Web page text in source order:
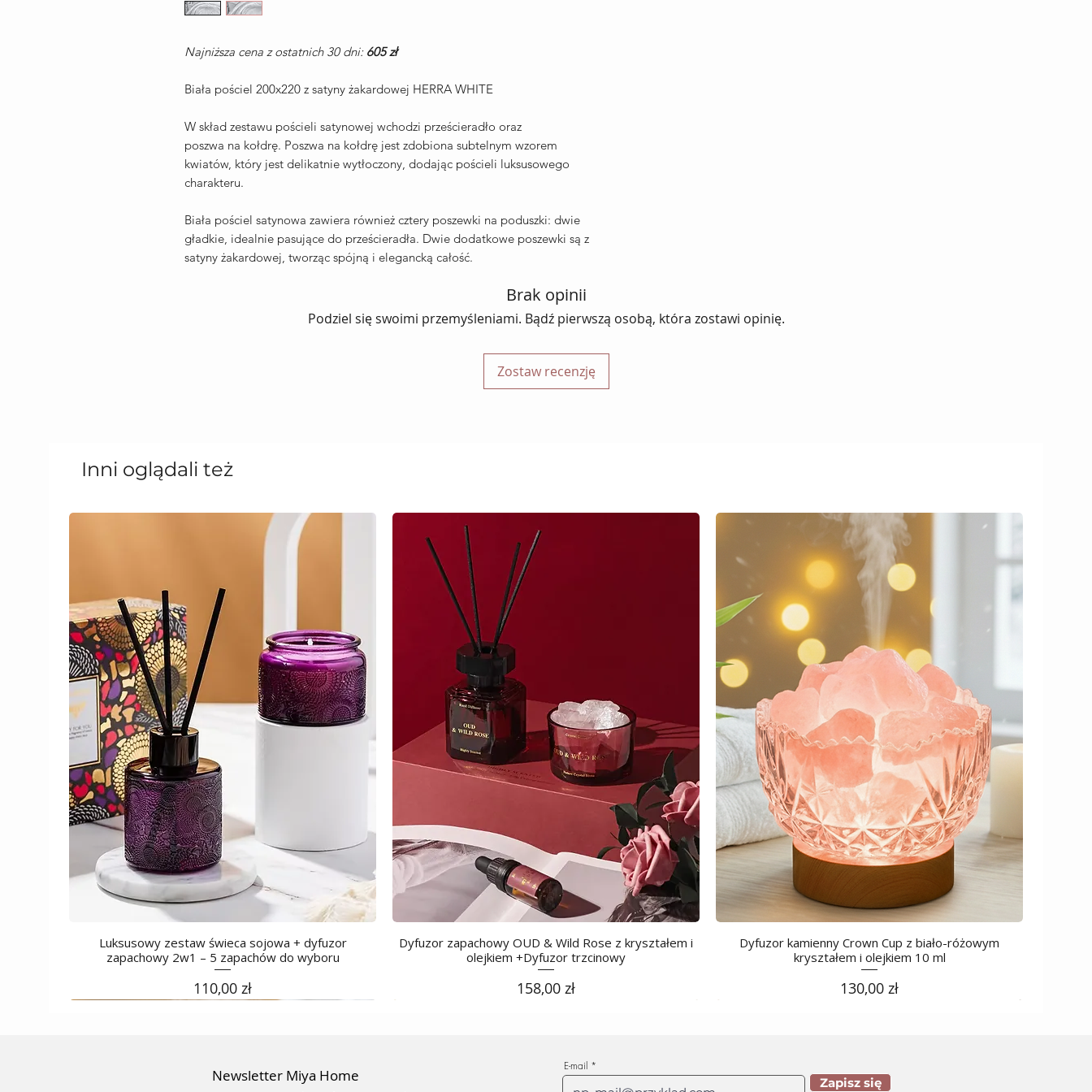
Najniższa cena z ostatnich 30 dni:605 zł
Biała pościel 200x220 z satyny żakardowej HERRA WHITE
W skład zestawu pościeli satynowej wchodzi prześcieradło oraz
poszwa na kołdrę. Poszwa na kołdrę jest zdobiona subtelnym wzorem
kwiatów, który jest delikatnie wytłoczony, dodając pościeli luksusowego
charakteru.
Biała pościel satynowa zawiera również cztery poszewki na poduszki: dwie
gładkie, idealnie pasujące do prześcieradła. Dwie dodatkowe poszewki są z
satyny żakardowej, tworząc spójną i elegancką całość.
Brak opinii
Podziel się swoimi przemyśleniami. Bądź pierwszą osobą, która zostawi opinię.
Zostaw recenzję
Inni oglądali też
Luksusowy zestaw świeca sojowa + dyfuzor
zapachowy 2w1 – 5 zapachów do wyboru
Cena
110,00 zł
Dyfuzor zapachowy OUD & Wild Rose z kryształem i
olejkiem +Dyfuzor trzcinowy
Cena
158,00 zł
Dyfuzor kamienny Crown Cup z biało-różowym
kryształem i olejkiem 10 ml
Cena
130,00 zł
Newsletter Miya Home
E-mail
Zapisz się